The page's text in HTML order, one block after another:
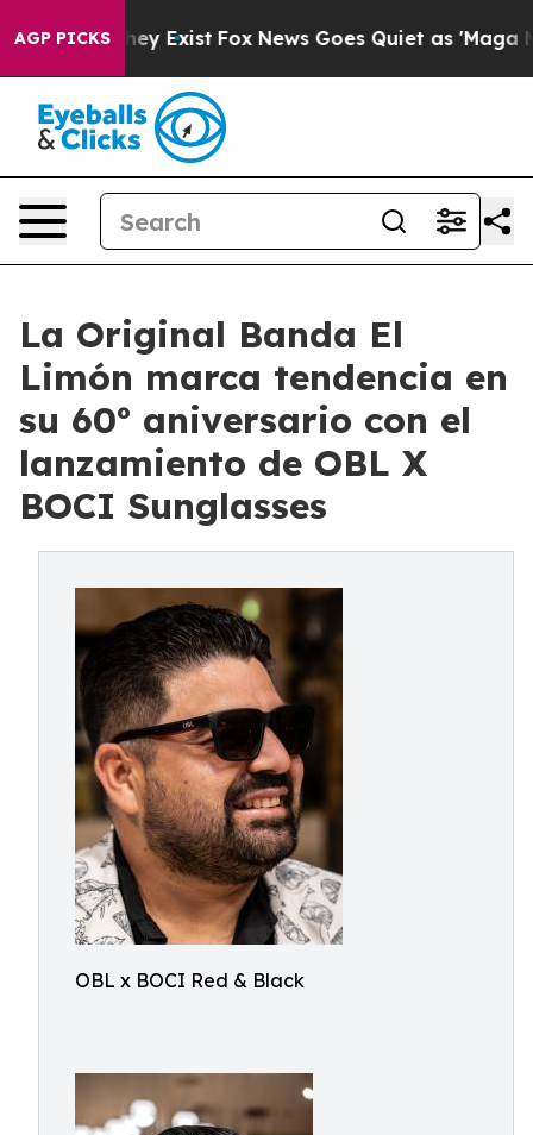
AGP PICKS
They Exist Fox News Goes Quiet as 'Maga Media
La Original Banda El
Limón marca tendencia en
su 60º aniversario con el
lanzamiento de OBL X
BOCI Sunglasses
OBL x BOCI Red & Black